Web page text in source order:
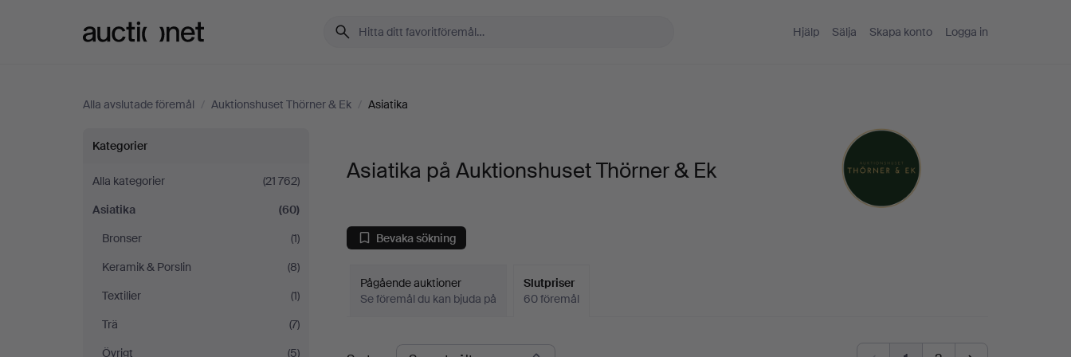
Hjälp Sälja Skapa konto Logga in
Alla avslutade föremål / Auktionshuset Thörner & Ek / Asiatika
Asiatika
på
Auktionshuset
Thörner
Ek
Kategorier
Alla kategorier
(21 762)
Asiatika
(60)
Bronser
(1)
Keramik & Porslin
(8)
Textilier
(1)
Trä
(7)
Övrigt
(5)
Asiatika på Auktionshuset Thörner & Ek
Bevaka sökning
Pågående auktioner
Se föremål du kan bjuda på
Slutpriser
60 föremål
Slutpriser